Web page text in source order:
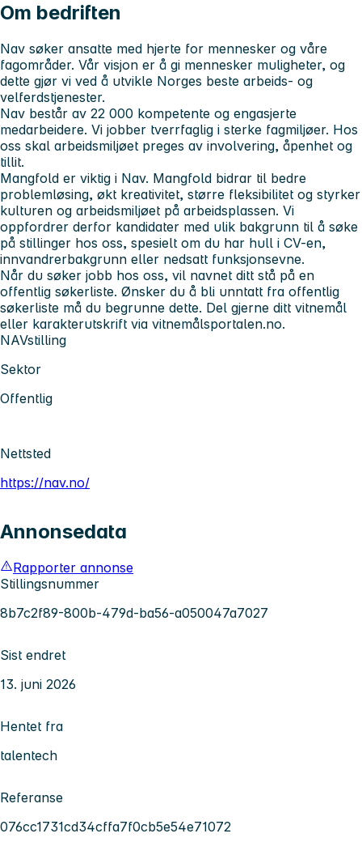
Om bedriften
Nav søker ansatte med hjerte for mennesker og våre
fagområder. Vår visjon er å gi mennesker muligheter, og
dette gjør vi ved å utvikle Norges beste arbeids- og
velferdstjenester.
Nav består av 22 000 kompetente og engasjerte
medarbeidere. Vi jobber tverrfaglig i sterke fagmiljøer. Hos
oss skal arbeidsmiljøet preges av involvering, åpenhet og
tillit.
Mangfold er viktig i Nav. Mangfold bidrar til bedre
problemløsing, økt kreativitet, større fleksibilitet og styrker
kulturen og arbeidsmiljøet på arbeidsplassen. Vi
oppfordrer derfor kandidater med ulik bakgrunn til å søke
på stillinger hos oss, spesielt om du har hull i CV-en,
innvandrerbakgrunn eller nedsatt funksjonsevne.
Når du søker jobb hos oss, vil navnet ditt stå på en
offentlig søkerliste. Ønsker du å bli unntatt fra offentlig
søkerliste må du begrunne dette. Del gjerne ditt vitnemål
eller karakterutskrift via vitnemålsportalen.no.
NAVstilling
Sektor
Offentlig
Nettsted
https://nav.no/
Annonsedata
Rapporter annonse
Stillingsnummer
8b7c2f89-800b-479d-ba56-a050047a7027
Sist endret
13. juni 2026
Hentet fra
talentech
Referanse
076cc1731cd34cffa7f0cb5e54e71072